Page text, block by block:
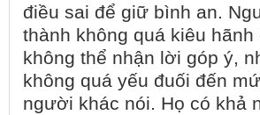
điều sai để giữ bình an.
thành không quá kiêu hãnh
không thể nhận lời góp ý,
không quá yếu đuối đến
người khác nói. Họ có khả